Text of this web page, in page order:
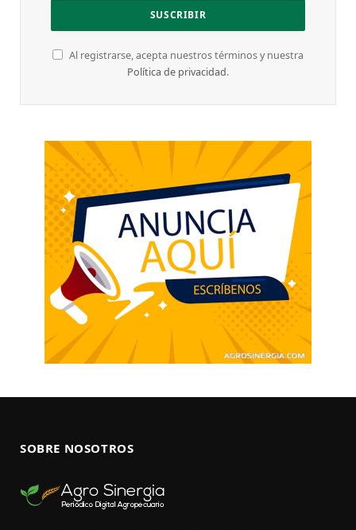
Al registrarse, acepta nuestros términos y nuestra
Política de privacidad.
SOBRE NOSOTROS